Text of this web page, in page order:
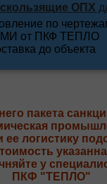
ОПХ
пакета
логистику
у
ПКФ "ТЕПЛО"